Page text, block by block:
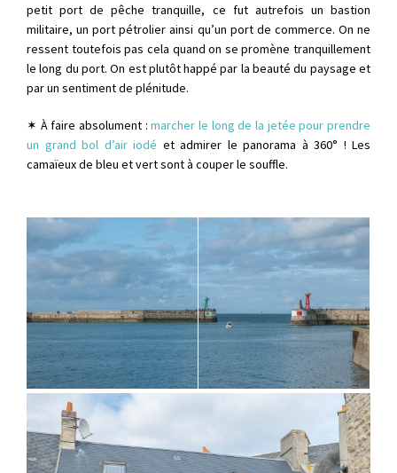
petit port de pêche tranquille, ce fut autrefois un bastion
militaire, un port pétrolier ainsi qu’un port de commerce. On ne
ressent toutefois pas cela quand on se promène tranquillement
le long du port. On est plutôt happé par la beauté du paysage et
par un sentiment de plénitude.
✶ À faire absolument :marcher le long de la jetée pour prendre
un grand bol d’air iodé et admirer le panorama à 360° ! Les
camaïeux de bleu et vert sont à couper le souffle.